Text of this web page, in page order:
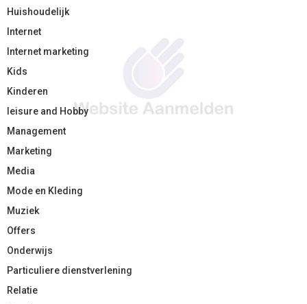
Huishoudelijk
Internet
Internet marketing
Kids
Kinderen
leisure and Hobby
Management
Marketing
Media
Mode en Kleding
Muziek
Offers
Onderwijs
Particuliere dienstverlening
Relatie